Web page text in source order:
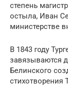
степень
остыла, Иван
министерстве
В 1843 году
завязываются
Белинского
стихотворения